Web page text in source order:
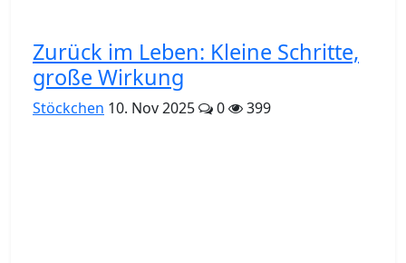
Zurück im Leben: Kleine Schritte,
große Wirkung
Stöckchen 10. Nov 2025 0 399